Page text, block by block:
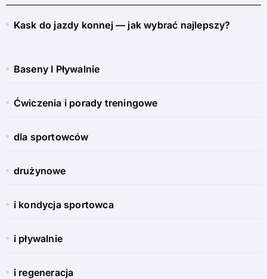
Kask do jazdy konnej — jak wybrać najlepszy?
Baseny I Pływalnie
Ćwiczenia i porady treningowe
dla sportowców
drużynowe
i kondycja sportowca
i pływalnie
i regeneracja